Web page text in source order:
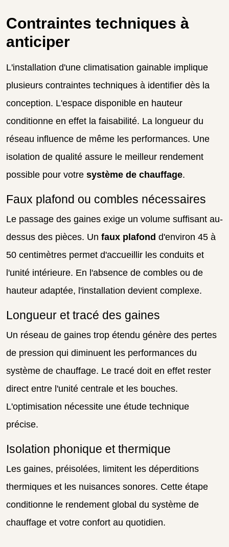
Contraintes techniques à
anticiper
L'installation d'une climatisation gainable implique
plusieurs contraintes techniques à identifier dès la
conception. L'espace disponible en hauteur
conditionne en effet la faisabilité. La longueur du
réseau influence de même les performances. Une
isolation de qualité assure le meilleur rendement
possible pour votre système de chauffage.
Faux plafond ou combles nécessaires
Le passage des gaines exige un volume suffisant au-
dessus des pièces. Un faux plafond d'environ 45 à
50 centimètres permet d'accueillir les conduits et
l'unité intérieure. En l'absence de combles ou de
hauteur adaptée, l'installation devient complexe.
Longueur et tracé des gaines
Un réseau de gaines trop étendu génère des pertes
de pression qui diminuent les performances du
système de chauffage. Le tracé doit en effet rester
direct entre l'unité centrale et les bouches.
L'optimisation nécessite une étude technique
précise.
Isolation phonique et thermique
Les gaines, préisolées, limitent les déperditions
thermiques et les nuisances sonores. Cette étape
conditionne le rendement global du système de
chauffage et votre confort au quotidien.